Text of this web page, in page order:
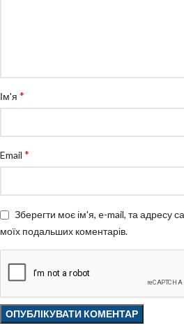
Ім'я *
Email *
Зберегти моє ім'я, e-mail, та адресу
моїх подальших коментарів.